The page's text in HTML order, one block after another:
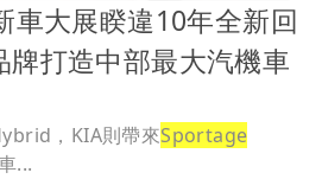
車大展睽違10年全新回
打造中部最大汽機車
，KIA則帶來Sportage
...